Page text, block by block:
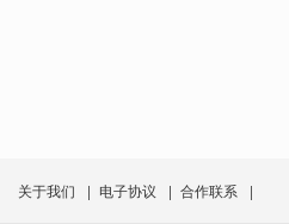
关于我们 | 电子协议 | 合作联系 |